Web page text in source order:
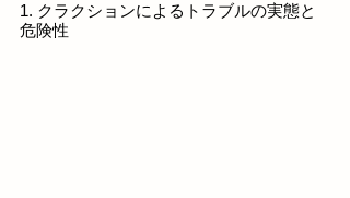
1. クラクションによるトラブルの実態と
危険性